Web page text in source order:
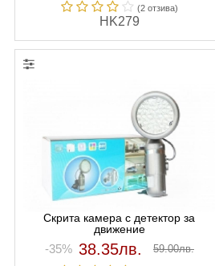
(2 отзивa)
HK279
Скрита камера с детектор за
движение
-35% 38.35лв. 59.00лв.